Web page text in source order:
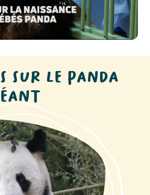
SUR LE PANDA
MONDE AVEC
!
à l’association